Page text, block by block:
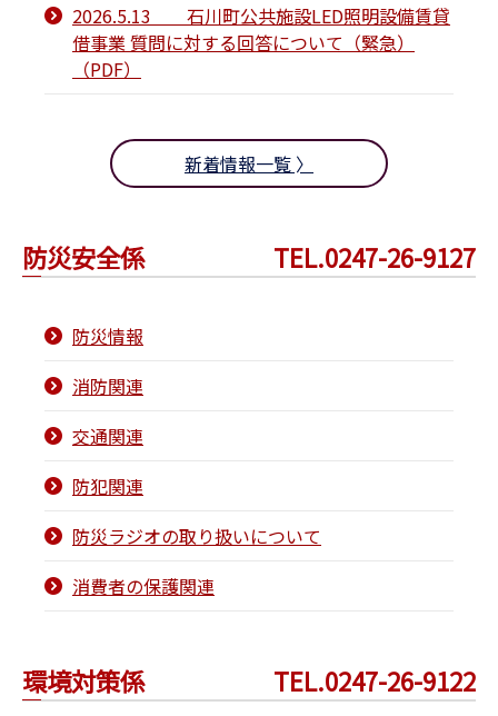
2026.5.13 石川町公共施設LED照明設備賃貸
借事業 質問に対する回答について（緊急）
（PDF）
新着情報一覧 〉
防災安全係 TEL.0247-26-9127
防災情報
消防関連
交通関連
防犯関連
防災ラジオの取り扱いについて
消費者の保護関連
環境対策係 TEL.0247-26-9122